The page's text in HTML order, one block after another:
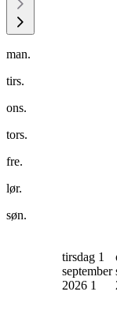
man.
tirs.
ons.
tors.
fre.
lør.
søn.
tirsdag 1
september
2026 1